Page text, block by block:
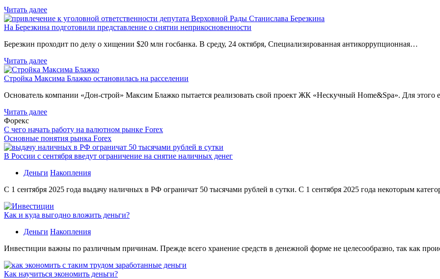
Читать далее
На Березкина подготовили представление о снятии неприкосновенности
Березкин проходит по делу о хищении $20 млн госбанка. В среду, 24 октября, Специализированная антикоррупционная…
Читать далее
Стройка Максима Блажко остановилась на расселении
Основатель компании «Дон-строй» Максим Блажко пытается реализовать свой проект ЖК «Нескучный Home&Spa». Для
Читать далее
Форекс
С чего начать работу на валютном рынке Forex
Основные понятия рынка Forex
В России с сентября введут ограничение на снятие наличных денег
Деньги Накопления
С 1 сентября 2025 года выдачу наличных в РФ ограничат 50 тысячами рублей в сутки. С 1 сентября 2025 года некоторым
Как и куда выгодно вложить деньги?
Деньги Накопления
Инвестиции важны по различным причинам. Прежде всего хранение средств в денежной форме не целесообразно, так как
Как научиться экономить деньги?